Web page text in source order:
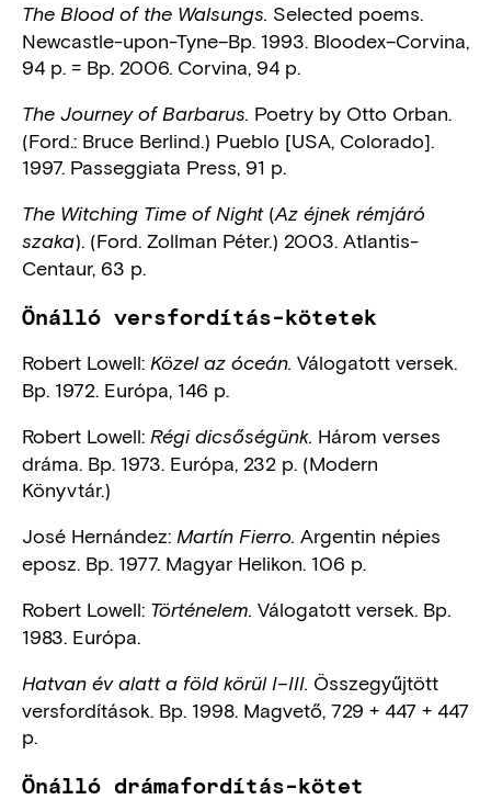
The Blood of the Walsungs. Selected poems.
Newcastle-upon-Tyne–Bp. 1993. Bloodex–Corvina,
94 p. = Bp. 2006. Corvina, 94 p.
The Journey of Barbarus. Poetry by Otto Orban.
(Ford.: Bruce Berlind.) Pueblo [USA, Colorado].
1997. Passeggiata Press, 91 p.
The Witching Time of Night(Az éjnek rémjáró
szaka). (Ford. Zollman Péter.) 2003. Atlantis-
Centaur, 63 p.
Önálló versfordítás-kötetek
Robert Lowell: Közel az óceán. Válogatott versek.
Bp. 1972. Európa, 146 p.
Robert Lowell: Régi dicsőségünk. Három verses
dráma. Bp. 1973. Európa, 232 p. (Modern
Könyvtár.)
José Hernández: Martín Fierro. Argentin népies
eposz. Bp. 1977. Magyar Helikon. 106 p.
Robert Lowell: Történelem. Válogatott versek. Bp.
1983. Európa.
Hatvan év alatt a föld körül I–III. Összegyűjtött
versfordítások. Bp. 1998. Magvető, 729 + 447 + 447
p.
Önálló drámafordítás-kötet